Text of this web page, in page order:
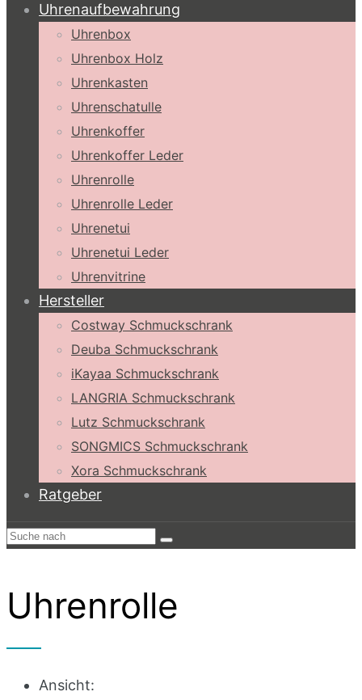
Uhrenaufbewahrung
Uhrenbox
Uhrenbox Holz
Uhrenkasten
Uhrenschatulle
Uhrenkoffer
Uhrenkoffer Leder
Uhrenrolle
Uhrenrolle Leder
Uhrenetui
Uhrenetui Leder
Uhrenvitrine
Hersteller
Costway Schmuckschrank
Deuba Schmuckschrank
iKayaa Schmuckschrank
LANGRIA Schmuckschrank
Lutz Schmuckschrank
SONGMICS Schmuckschrank
Xora Schmuckschrank
Ratgeber
Uhrenrolle
Ansicht: